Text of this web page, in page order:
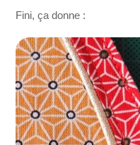
Fini, ça donne :